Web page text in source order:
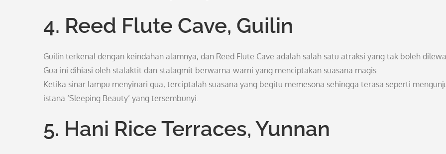
4. Reed Flute Cave, Guilin
Guilin terkenal dengan keindahan alamnya, dan Reed Flute Cave adalah salah satu atraksi yang tak boleh
Gua ini dihiasi oleh stalaktit dan stalagmit berwarna-warni yang menciptakan suasana magis.
Ketika sinar lampu menyinari gua, terciptalah suasana yang begitu memesona sehingga terasa seperti
istana ‘Sleeping Beauty’ yang tersembunyi.
5. Hani Rice Terraces, Yunnan